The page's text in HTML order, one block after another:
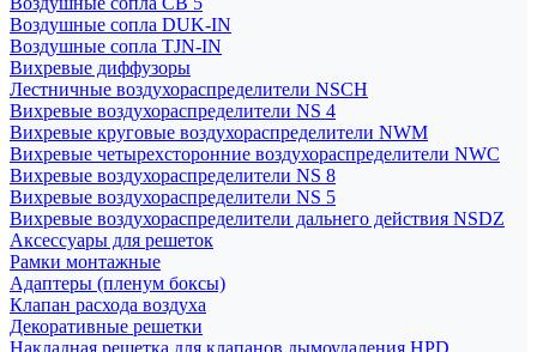
Воздушные сопла DUK-IN
Воздушные сопла TJN-IN
Вихревые диффузоры
Лестничные воздухораспределители NSCH
Вихревые воздухораспределители NS 4
Вихревые круговые воздухораспределители NWM
Вихревые четырехсторонние воздухораспределители NWC
Вихревые воздухораспределители NS 8
Вихревые воздухораспределители NS 5
Вихревые воздухораспределители дальнего действия NSDZ
Аксессуары для решеток
Рамки монтажные
Адаптеры (пленум боксы)
Клапан расхода воздуха
Декоративные решетки
Накладная решетка для клапанов дымоудаления HPD